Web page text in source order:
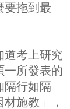
要拖到最
道考上研究
一所發表的
隔行如隔
施教」，